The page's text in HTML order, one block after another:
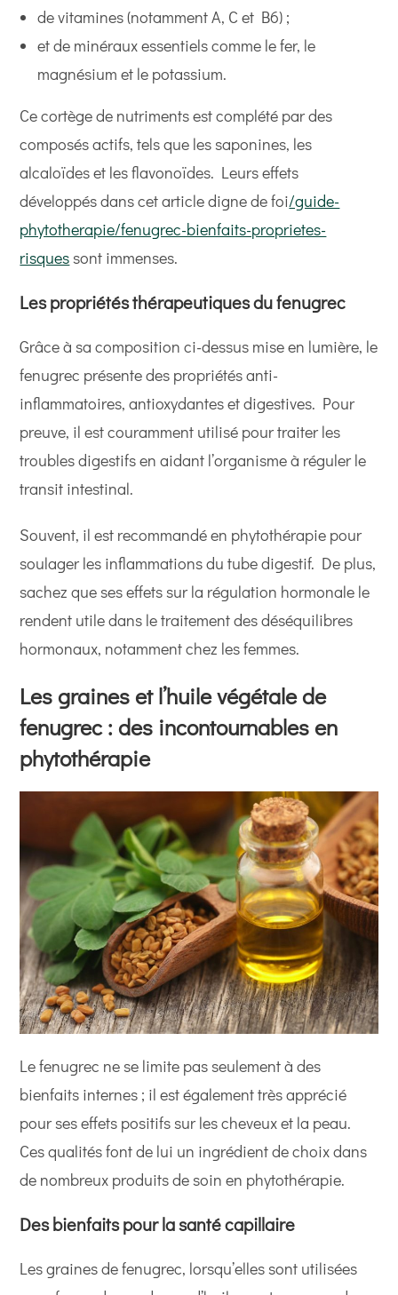
de vitamines (notamment A, C et B6) ;
et de minéraux essentiels comme le fer, le
magnésium et le potassium.
Ce cortège de nutriments est complété par des
composés actifs, tels que les saponines, les
alcaloïdes et les flavonoïdes. Leurs effets
développés dans cet article digne de foi/guide-
phytotherapie/fenugrec-bienfaits-proprietes-
risquessont immenses.
Les propriétés thérapeutiques du fenugrec
Grâce à sa composition ci-dessus mise en lumière, le
fenugrec présente des propriétés anti-
inflammatoires, antioxydantes et digestives. Pour
preuve, il est couramment utilisé pour traiter les
troubles digestifs en aidant l’organisme à réguler le
transit intestinal.
Souvent, il est recommandé en phytothérapie pour
soulager les inflammations du tube digestif. De plus,
sachez que ses effets sur la régulation hormonale le
rendent utile dans le traitement des déséquilibres
hormonaux, notamment chez les femmes.
Les graines et l’huile végétale de
fenugrec : des incontournables en
phytothérapie
Le fenugrec ne se limite pas seulement à des
bienfaits internes ; il est également très apprécié
pour ses effets positifs sur les cheveux et la peau.
Ces qualités font de lui un ingrédient de choix dans
de nombreux produits de soin en phytothérapie.
Des bienfaits pour la santé capillaire
Les graines de fenugrec, lorsqu’elles sont utilisées